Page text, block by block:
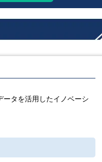
タを活用したイノベーシ